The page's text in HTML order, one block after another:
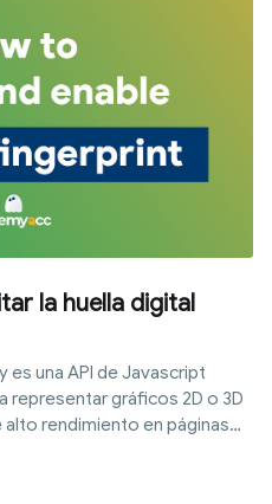
la huella digital
es una API de Javascript
representar gráficos 2D o 3D
rendimiento en páginas
complementos.